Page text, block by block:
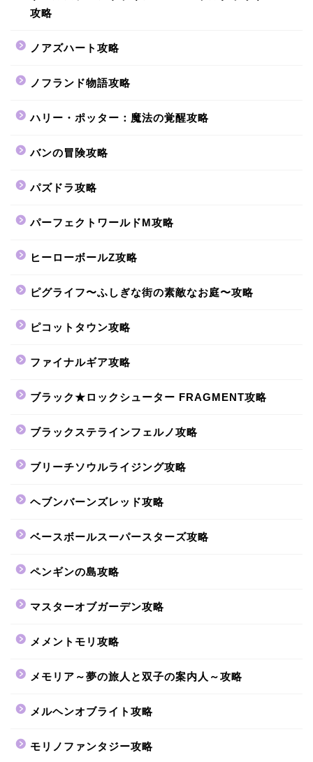
攻略
ノアズハート攻略
ノフランド物語攻略
ハリー・ポッター：魔法の覚醒攻略
バンの冒険攻略
パズドラ攻略
パーフェクトワールドM攻略
ヒーローボールZ攻略
ピグライフ〜ふしぎな街の素敵なお庭〜攻略
ピコットタウン攻略
ファイナルギア攻略
ブラック★ロックシューター FRAGMENT攻略
ブラックステラインフェルノ攻略
ブリーチソウルライジング攻略
ヘブンバーンズレッド攻略
ベースボールスーパースターズ攻略
ペンギンの島攻略
マスターオブガーデン攻略
メメントモリ攻略
メモリア～夢の旅人と双子の案内人～攻略
メルヘンオブライト攻略
モリノファンタジー攻略